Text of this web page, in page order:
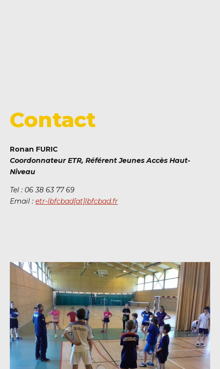
Contact
Ronan FURIC
Coordonnateur ETR, Référent Jeunes Accès Haut-
Niveau
Tel : 06 38 63 77 69
Email : etr-lbfcbad[at]lbfcbad.fr